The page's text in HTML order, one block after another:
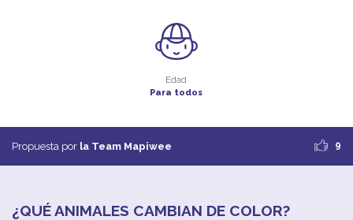
Edad
Para todos
Propuesta por la Team Mapiwee 9
¿QUÉANIMALES CAMBIAN DE COLOR?